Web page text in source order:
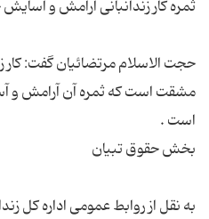
حجت الاسلام مرتضائیان گفت: کار
مشقت است که ثمره آن آرامش و
به نقل از روابط عمومی اداره کل